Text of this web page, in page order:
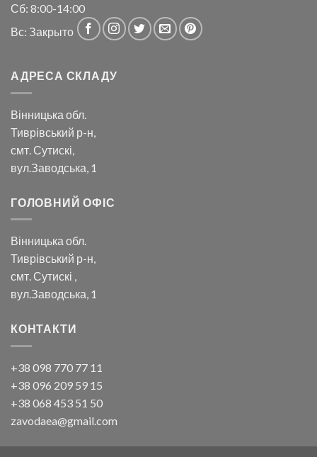
Сб: 8:00-14:00
Вс: Закрыто
АДРЕСА СКЛАДУ
Вінницька обл.
Тиврівський р-н,
смт. Сутискі,
вул.Заводська, 1
ГОЛОВНИЙ ОФІС
Вінницька обл.
Тиврівський р-н,
смт. Сутискі ,
вул.Заводська, 1
КОНТАКТИ
+38 098 770 77 11
+38 096 209 59 15
+38 068 453 51 50
zavodaea@gmail.com